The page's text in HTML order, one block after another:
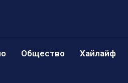
Общество Хайлайф